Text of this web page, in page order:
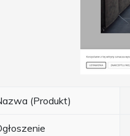
(Produkt)